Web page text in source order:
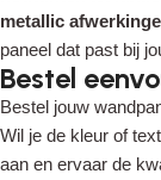
metallic
paneel dat past bij
Bestel
Bestel jouw
Wil je de kleur of
aan en ervaar de